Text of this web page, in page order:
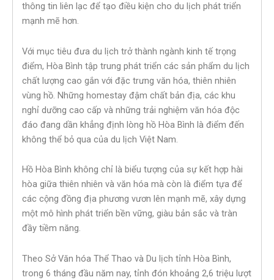
thông tin liên lạc để tạo điều kiện cho du lịch phát triển
mạnh mẽ hơn.
Với mục tiêu đưa du lịch trở thành ngành kinh tế trọng
điểm, Hòa Bình tập trung phát triển các sản phẩm du lịch
chất lượng cao gắn với đặc trưng văn hóa, thiên nhiên
vùng hồ. Những homestay đậm chất bản địa, các khu
nghỉ dưỡng cao cấp và những trải nghiệm văn hóa độc
đáo đang dần khẳng định lòng hồ Hòa Bình là điểm đến
không thể bỏ qua của du lịch Việt Nam.
Hồ Hòa Bình không chỉ là biểu tượng của sự kết hợp hài
hòa giữa thiên nhiên và văn hóa mà còn là điểm tựa để
các cộng đồng địa phương vươn lên mạnh mẽ, xây dựng
một mô hình phát triển bền vững, giàu bản sắc và tràn
đầy tiềm năng.
Theo Sở Văn hóa Thể Thao và Du lịch tỉnh Hòa Bình,
trong 6 tháng đầu năm nay, tỉnh đón khoảng 2,6 triệu lượt